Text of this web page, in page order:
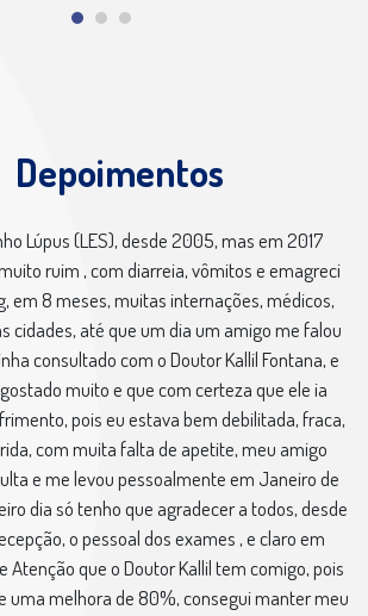
Depoimentos
Lúpus (LES), desde 2005, mas em 2017
ruim , com diarreia, vômitos e emagreci
em 8 meses, muitas internações, médicos,
cidades, até que um dia um amigo me falou
consultado com o Doutor Kallil Fontana, e
muito e que com certeza que ele ia
pois eu estava bem debilitada, fraca,
com muita falta de apetite, meu amigo
e me levou pessoalmente em Janeiro de
dia só tenho que agradecer a todos, desde
o pessoal dos exames , e claro em
Atenção que o Doutor Kallil tem comigo, pois
uma melhora de 80%, consegui manter meu